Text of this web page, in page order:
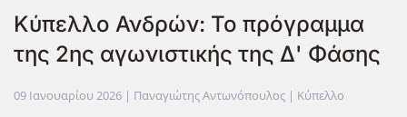
Κύπελλο Ανδρών: Το πρόγραμμα
της 2ης αγωνιστικής της Δ' Φάσης
09 Ιανουαρίου 2026 | Παναγιώτης Αντωνόπουλος | Κύπελλο